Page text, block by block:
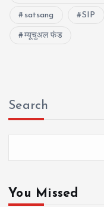
satsang SIP
म्यूचुअल फंड
Search
You Missed